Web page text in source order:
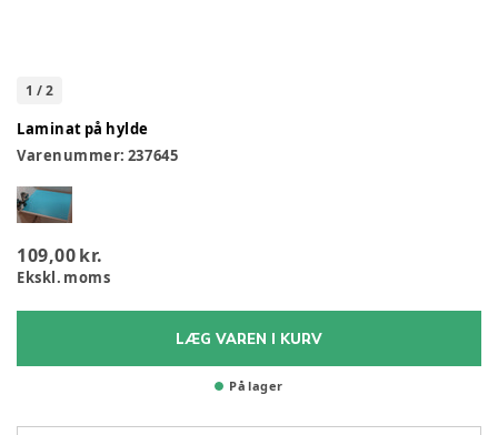
1 /2
Laminat på hylde
Varenummer: 237645
109,00 kr.
Ekskl. moms
LÆG VAREN I KURV
På lager